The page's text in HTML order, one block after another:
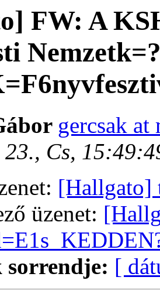
FW: A
gercsak at
Cs,
[Hallgato]
üzenet:
sorrendje: [